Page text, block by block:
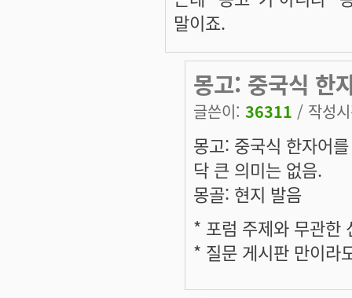
말이죠.
몽고: 중국식 한
글쓴이: 36311 / 작성
몽고: 중국식 한자어
닥 큰 의미는 없음.
몽골: 현지 발음
* 포럼 주제와 무관한
* 질문 게시판 만이라